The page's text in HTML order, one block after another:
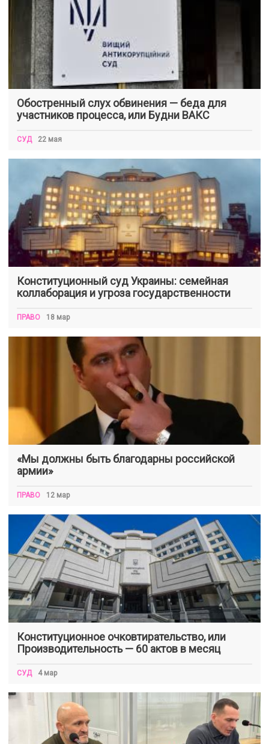
Обостренный слух обвинения — беда для
участников процесса, или Будни ВАКС
СУД 22 мая
Конституционный суд Украины: семейная
коллаборация и угроза государственности
ПРАВО 18 мар
«Мы должны быть благодарны российской
армии»
ПРАВО 12 мар
Конституционное очковтирательство, или
Производительность — 60 актов в месяц
СУД 4 мар